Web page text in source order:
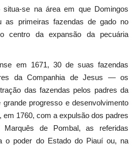
se na área em que Domingos
as primeiras fazendas de gado no
centro da expansão da pecuária
em 1671, 30 de suas fazendas
da Companhia de Jesus — os
das fazendas pelos padres da
progresso e desenvolvimento
1760, com a expulsão dos padres
de Pombal, as referidas
o poder do Estado do Piauí ou, na